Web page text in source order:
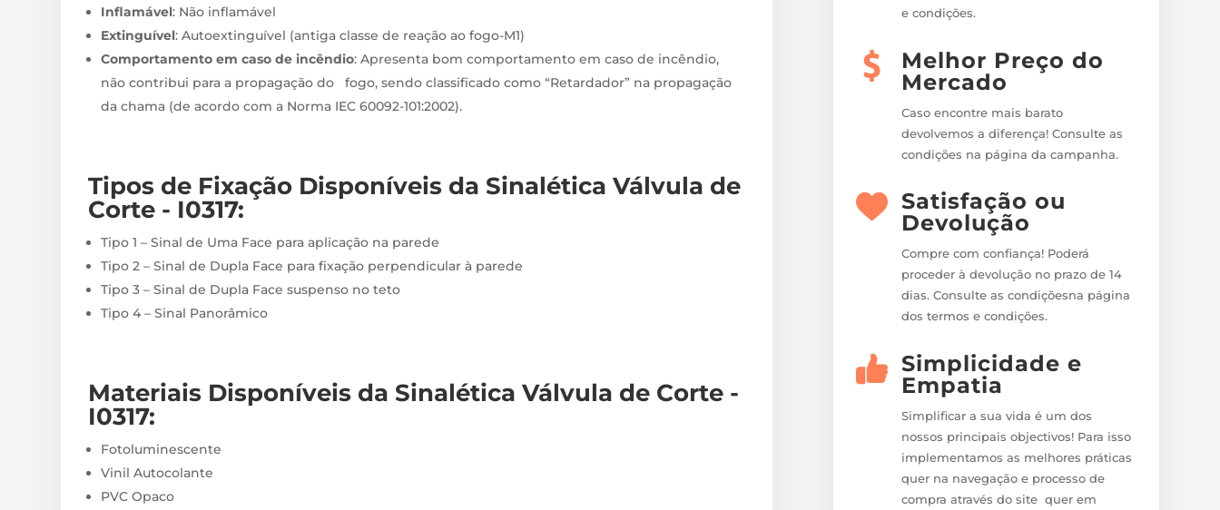
Inflamável: Não inflamável
Extinguível: Autoextinguível (antiga classe de reação ao fogo-M1)
Comportamento em caso de incêndio: Apresenta bom comportamento em caso de incêndio,
não contribui para a propagação do fogo, sendo classificado como “Retardador” na propagação
da chama (de acordo com a Norma IEC 60092-101:2002).
Tipos de Fixação Disponíveis da Sinalética Válvula de
Corte - I0317:
Tipo 1 – Sinal de Uma Face para aplicação na parede
Tipo 2 – Sinal de Dupla Face para fixação perpendicular à parede
Tipo 3 – Sinal de Dupla Face suspenso no teto
Tipo 4 – Sinal Panorâmico
Materiais Disponíveis da Sinalética Válvula de Corte -
I0317:
Fotoluminescente
Vinil Autocolante
PVC Opaco
e condições.
Melhor Preço do
Mercado
Caso encontre mais barato
devolvemos a diferença! Consulte as
condições na página da campanha.
Satisfação ou
Devolução
Compre com confiança! Poderá
proceder à devolução no prazo de 14
dias. Consulte as condiçõesna página
dos termos e condições.
Simplicidade e
Empatia
Simplificar a sua vida é um dos
nossos principais objectivos! Para isso
implementamos as melhores práticas
quer na navegação e processo de
compra através do site quer em